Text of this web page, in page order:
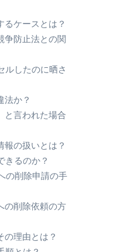
るケースとは？
争防止法との関
ルしたのに晒さ
法か？
と言われた場合
報の扱いとは？
きるのか？
の削除申請の手
の削除依頼の方
の理由とは？